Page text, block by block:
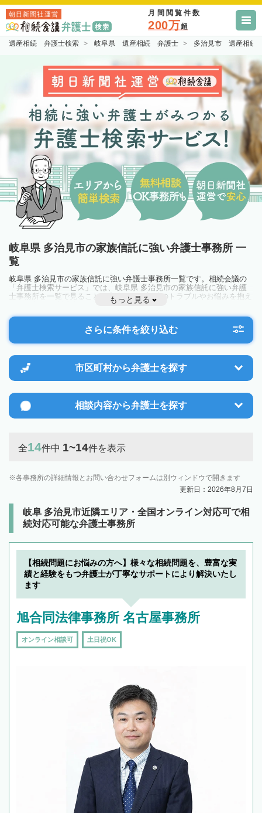
朝日新聞社運営 月間閲覧件数
200万超
遺産相続 弁護士検索 岐阜県 遺産相続 弁護士 多治見市 遺産相続
岐阜県 多治見市の家族信託に強い弁護士事務所 一
覧
岐阜県 多治見市の家族信託に強い弁護士事務所一覧です。相続会議の
「弁護士検索サービス」では、岐阜県 多治見市の家族信託に強い弁護
士事務所を一覧で見ることが出来ます。相続のトラブルやお悩みを抱え
ている方は一度近隣の弁護士に相談してみましょう。
もっと見る
さらに条件を絞り込む
市区町村から弁護士を探す
相談内容から弁護士を探す
全14件中 1~14件を表示
各事務所の詳細情報とお問い合わせフォームは別ウィンドウで開きます
更新日：2026年8月7日
岐阜 多治見市近隣エリア・全国オンライン対応可で相
続対応可能な弁護士事務所
【相続問題にお悩みの方へ】様々な相続問題を、豊富な実
績と経験をもつ弁護士が丁寧なサポートにより解決いたし
ます
旭合同法律事務所 名古屋事務所
オンライン相談可 土日祝OK